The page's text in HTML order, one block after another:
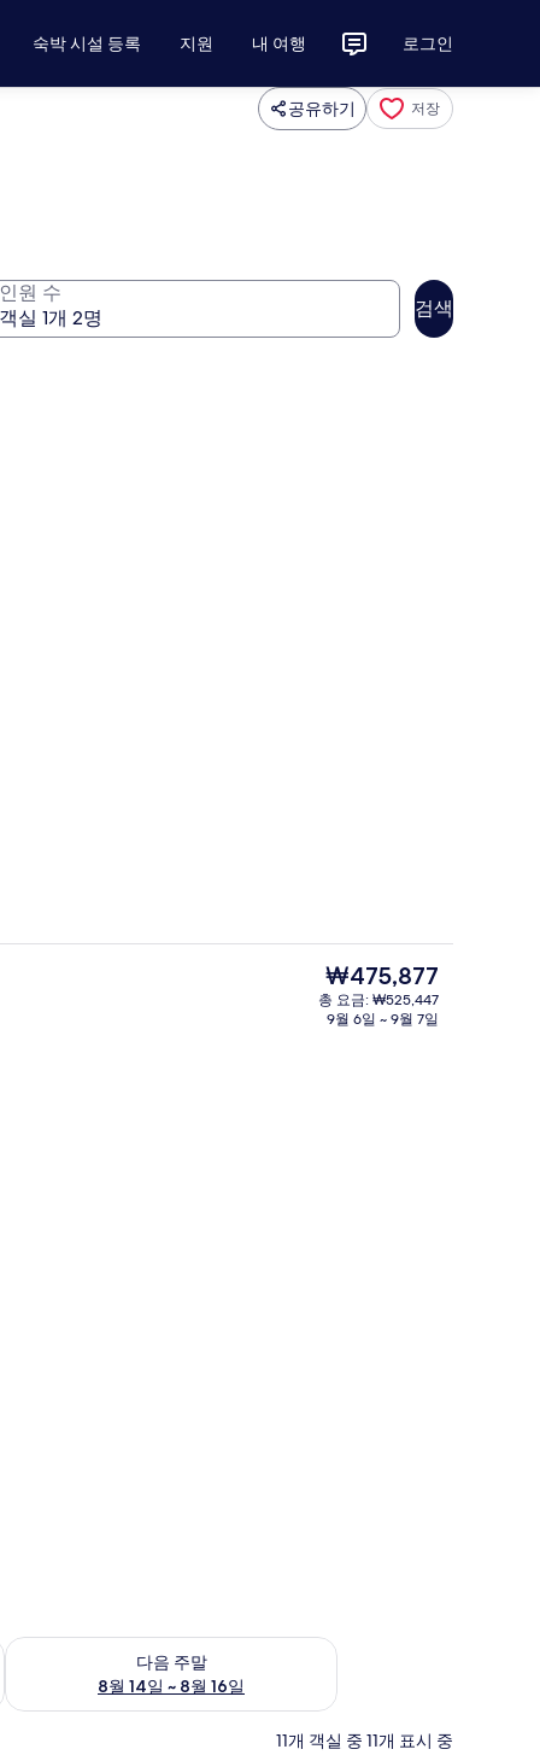
숙박 시설 등록 지원 내 여행 로그인
공유하기 저장
인원 수
검색
공중 목욕탕
현
재
가
₩475,877
총 요금: ₩525,447
9월 6일 ~ 9월 7일
8월 9일
다음 주말
8월 14일 ~ 8월 16일
다음 주말 예약 가능 여부 확인, 8월 14일 ~ 8월 16일
11개 객실 중 11개 표시 중